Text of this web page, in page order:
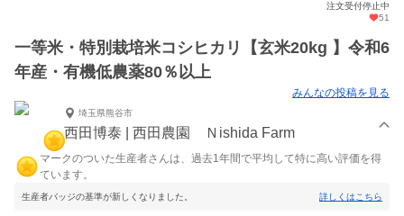
注文受付停止中
51
一等米・特別栽培米コシヒカリ【玄米20kg 】令和6
年産・有機低農薬80％以上
みんなの投稿を見る
埼玉県熊谷市
西田博泰 | 西田農園 Ｎishida Farm
マークのついた生産者さんは、過去1年間で平均して特に高い評価を得
ています。
生産者バッジの基準が新しくなりました。 詳しくはこちら